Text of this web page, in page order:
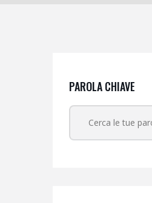
PAROLA CHIAVE